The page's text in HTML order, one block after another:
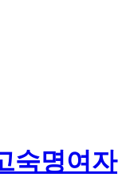
숙명여자